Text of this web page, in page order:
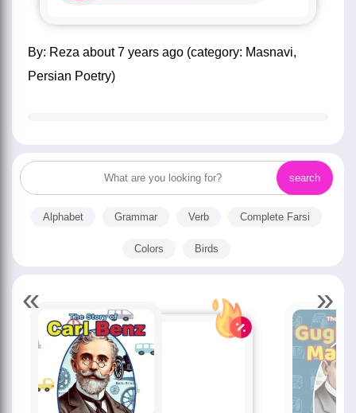
by: Reza about7 years ago (category: Masnavi,
Persian Poetry)
Alphabet Grammar Verb Complete Farsi
Colors Birds
« »